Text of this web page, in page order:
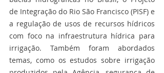
de Integração do Rio São Francisco (PISF) e
a regulação de usos de recursos hídricos
com foco na infraestrutura hídrica para
irrigação. Também foram abordados
temas, como os estudos sobre irrigação